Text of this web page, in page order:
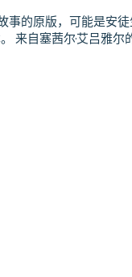
事的原版，可能是安徒
来自塞茜尔·艾吕雅尔